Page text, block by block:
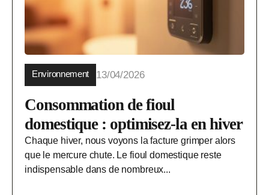
Environnement 13/04/2026
Consommation de fioul
domestique : optimisez-la en hiver
Chaque hiver, nous voyons la facture grimper alors
que le mercure chute. Le fioul domestique reste
indispensable dans de nombreux...